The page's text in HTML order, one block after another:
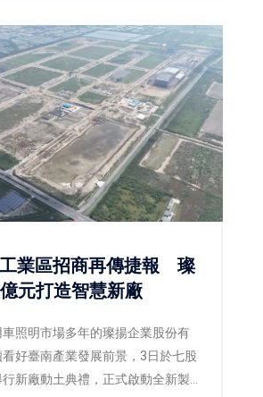
兼具停車、景觀、防災與人本設
今年更於「2026國家卓越建設
項金質獎、1項優質獎，再次展現
質公共建設的卓越成果，也獲得
定。
業區招商再傳捷報 璨
元打造智慧新廠
照明市場多年的璨揚企業股份有
好臺南產業發展前景，3日於七股
新廠動土典禮，正式啟動全新製